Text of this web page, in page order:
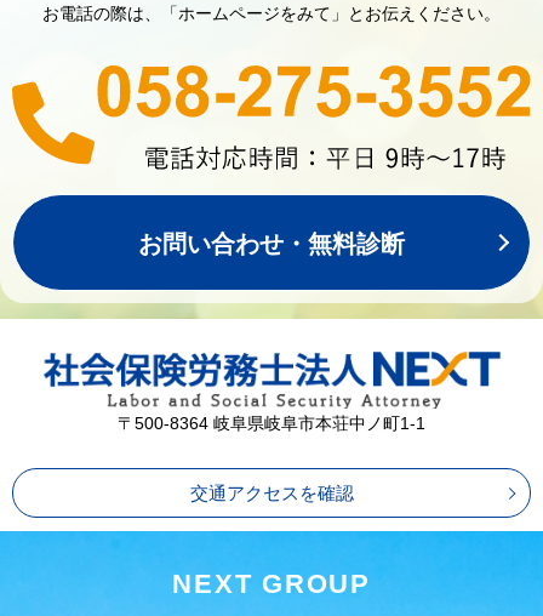
お電話の際は、「ホームページをみて」とお伝えください。
お問い合わせ・無料診断
〒500-8364 岐阜県岐阜市本荘中ノ町1-1
交通アクセスを確認
NEXT GROUP